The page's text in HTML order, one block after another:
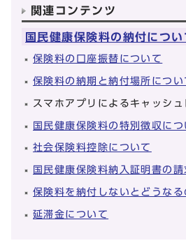
関連コンテンツ
国民健康保険料の納付につい
保険料の口座振替について
保険料の納期と納付場所につい
スマホアプリによるキャッシ
国民健康保険料の特別徴収につ
社会保険料控除について
国民健康保険料納入証明書の請
保険料を納付しないとどうなる
延滞金について